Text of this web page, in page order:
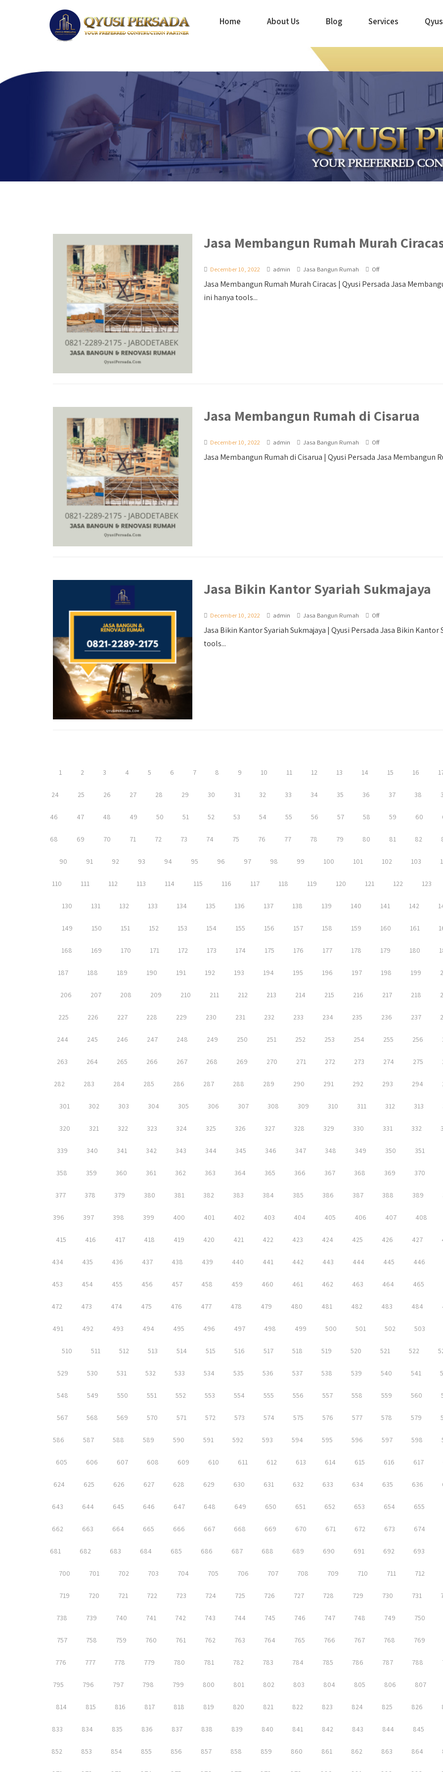
Home About Us Blog Services
Jasa Membangun Rumah Murah
December 10, 2022 admin Jasa Bangun Rumah Off
Jasa Membangun Rumah Murah Ciracas | Qyusi Persada Jasa
ini hanya tools...
Jasa Membangun Rumah di Cisarua
December 10, 2022 admin Jasa Bangun Rumah Off
Jasa Membangun Rumah di Cisarua | Qyusi Persada Jasa Membangun
Jasa Bikin Kantor Syariah Sukmajaya
December 10, 2022 admin Jasa Bangun Rumah Off
Jasa Bikin Kantor Syariah Sukmajaya | Qyusi Persada Jasa Bikin
tools...
1 2 3 4 5 6 7 8 9 10 11 12 13 14 15 16
24 25 26 27 28 29 30 31 32 33 34 35 36 37 38
46 47 48 49 50 51 52 53 54 55 56 57 58 59 60
68 69 70 71 72 73 74 75 76 77 78 79 80 81 82
90 91 92 93 94 95 96 97 98 99 100 101 102 103
110 111 112 113 114 115 116 117 118 119 120 121 122 123
130 131 132 133 134 135 136 137 138 139 140 141 142
149 150 151 152 153 154 155 156 157 158 159 160 161
168 169 170 171 172 173 174 175 176 177 178 179 180
187 188 189 190 191 192 193 194 195 196 197 198 199
206 207 208 209 210 211 212 213 214 215 216 217 218
225 226 227 228 229 230 231 232 233 234 235 236 237
244 245 246 247 248 249 250 251 252 253 254 255 256
263 264 265 266 267 268 269 270 271 272 273 274 275
282 283 284 285 286 287 288 289 290 291 292 293 294
301 302 303 304 305 306 307 308 309 310 311 312 313
320 321 322 323 324 325 326 327 328 329 330 331 332
339 340 341 342 343 344 345 346 347 348 349 350 351
358 359 360 361 362 363 364 365 366 367 368 369 370
377 378 379 380 381 382 383 384 385 386 387 388 389
396 397 398 399 400 401 402 403 404 405 406 407 408
415 416 417 418 419 420 421 422 423 424 425 426 427
434 435 436 437 438 439 440 441 442 443 444 445 446
453 454 455 456 457 458 459 460 461 462 463 464 465
472 473 474 475 476 477 478 479 480 481 482 483 484
491 492 493 494 495 496 497 498 499 500 501 502 503
510 511 512 513 514 515 516 517 518 519 520 521 522
529 530 531 532 533 534 535 536 537 538 539 540 541
548 549 550 551 552 553 554 555 556 557 558 559 560
567 568 569 570 571 572 573 574 575 576 577 578 579
586 587 588 589 590 591 592 593 594 595 596 597 598
605 606 607 608 609 610 611 612 613 614 615 616 617
624 625 626 627 628 629 630 631 632 633 634 635 636
643 644 645 646 647 648 649 650 651 652 653 654 655
662 663 664 665 666 667 668 669 670 671 672 673 674
681 682 683 684 685 686 687 688 689 690 691 692 693
700 701 702 703 704 705 706 707 708 709 710 711 712
719 720 721 722 723 724 725 726 727 728 729 730 731
738 739 740 741 742 743 744 745 746 747 748 749 750
757 758 759 760 761 762 763 764 765 766 767 768 769
776 777 778 779 780 781 782 783 784 785 786 787 788
795 796 797 798 799 800 801 802 803 804 805 806 807
814 815 816 817 818 819 820 821 822 823 824 825 826
833 834 835 836 837 838 839 840 841 842 843 844 845
852 853 854 855 856 857 858 859 860 861 862 863 864